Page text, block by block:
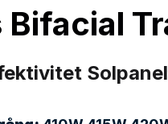
Bifacial